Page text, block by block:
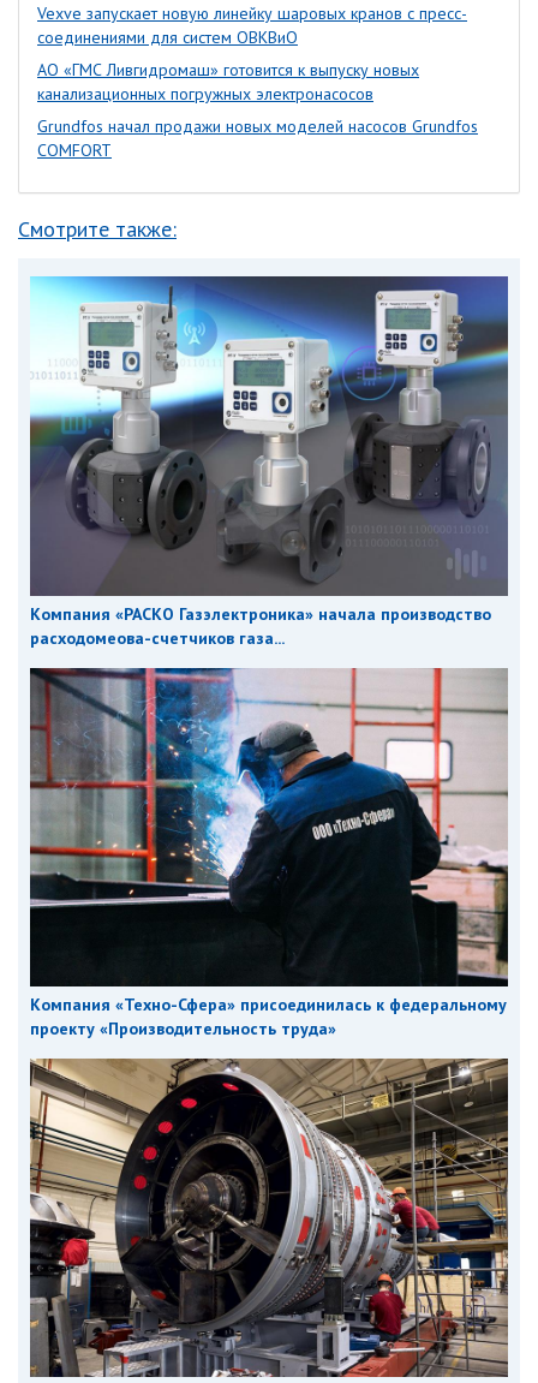
Vexve запускает новую линейку шаровых кранов с пресс-
соединениями для систем ОВКВиО
АО «ГМС Ливгидромаш» готовится к выпуску новых
канализационных погружных электронасосов
Grundfos начал продажи новых моделей насосов Grundfos
COMFORT
Смотрите также:
Компания «РАСКО Газэлектроника» начала производство
расходомеова-счетчиков газа...
Компания «Техно-Сфера» присоединилась к федеральному
проекту «Производительность труда»